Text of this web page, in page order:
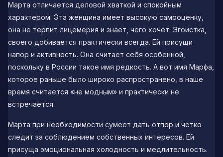
Марта отличается деловой хваткой и спокойным
характером. Эта женщина имеет высокую самооценку,
она не терпит лицемерия и знает, чего хочет. Эгоистка,
своего добивается практически всегда. Ей присущи
напор и активность. Она считает себя особенной,
поскольку в России такое имя редкость. А вот имя Марфа,
которое раньше было широко распространено, в наше
время считается «не модным» и практически не
встречается.
Марта при необходимости сумеет дать отпор и четко
следит за соблюдением собственных интересов. Ей
присуща эмоциональная холодность и медлительность.